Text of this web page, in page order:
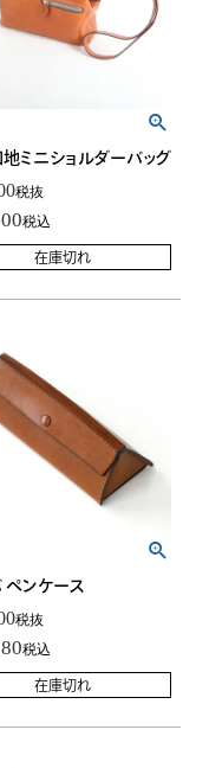
ミニショルダーバッグ
税抜
税込
在庫切れ
ペンケース
税抜
税込
在庫切れ